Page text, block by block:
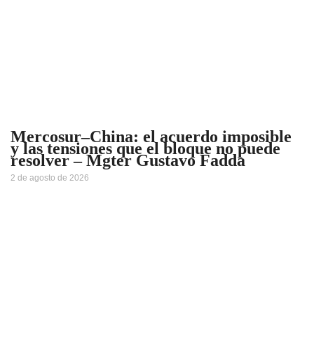
Mercosur–China: el acuerdo imposible
y las tensiones que el bloque no puede
resolver – Mgter Gustavo Fadda
2 de agosto de 2026